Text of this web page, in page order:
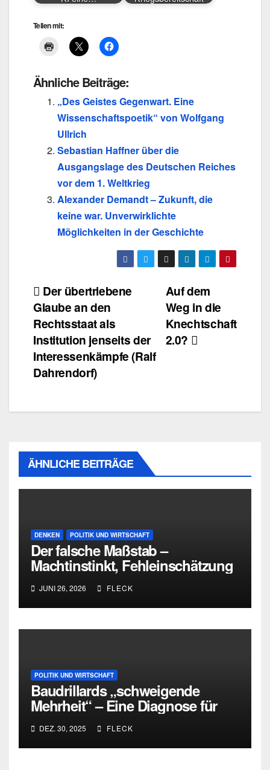
Teilen mit:
Ähnliche Beiträge:
„Des Geistes Gegenwart. Eine
Wissenschaftspoetik“ von Wolfgang
Ullrich
Sebastian Haffner über die
Ausgangslage des Deutschen Reiches
vor dem 1. Weltkrieg
Alexander Demandt – Zukunft, die
keine war. Unverwirklichte
Möglichkeiten in der Geschichte
Beitragsnavigation
Auf dem
Weg in die
Knechtschaft
2.0?
Der übertriebene
Glaube an den
Rechtsstaat als
Institution jenseits der
Interessenkämpfe (Ralf
Dahrendorf)
ÄHNLICHE BEITRÄGE
DENKEN POLITIK UND WIRTSCHAFT
Der falsche Maßstab –
Machtinstinkt, Fehleinschätzung
und die Grenzen intellektueller
Urteilskraft
JUNI 26, 2026 FLECK
POLITIK UND WIRTSCHAFT
Baudrillards „schweigende
Mehrheit“ – Eine Diagnose für
heute
DEZ. 30, 2025 FLECK